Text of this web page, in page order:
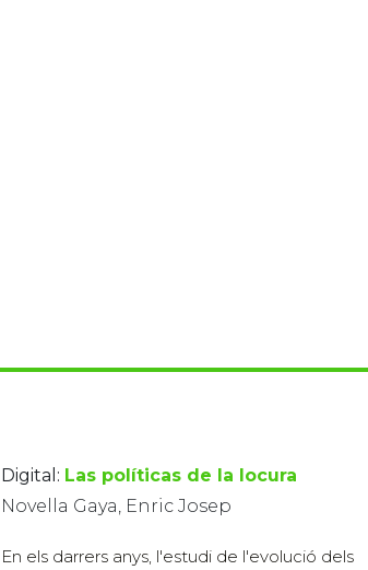
Digital: Las políticas de la locura
Novella Gaya, Enric Josep
En els darrers anys, l'estudi de l'evolució dels